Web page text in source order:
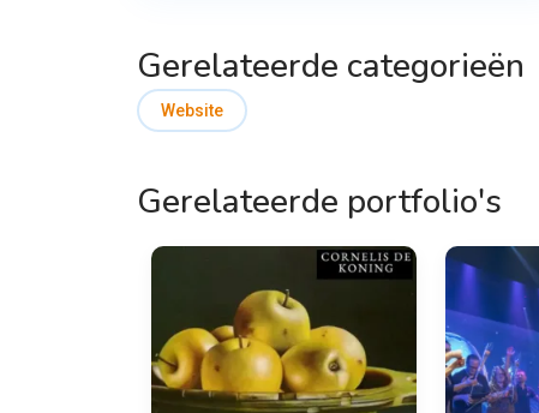
Gerelateerde categorieën
Website
Gerelateerde portfolio's